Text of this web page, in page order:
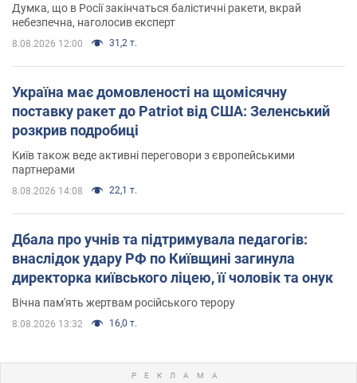
Думка, що в Росії закінчаться балістичні ракети, вкрай
небезпечна, наголосив експерт
8.08.2026 12:00 31,2 т.
Україна має домовленості на щомісячну
поставку ракет до Patriot від США: Зеленський
розкрив подробиці
Київ також веде активні переговори з європейськими
партнерами
8.08.2026 14:08 22,1 т.
Дбала про учнів та підтримувала педагогів:
внаслідок удару РФ по Київщині загинула
директорка київського ліцею, її чоловік та онук
Вічна пам'ять жертвам російського терору
8.08.2026 13:32 16,0 т.